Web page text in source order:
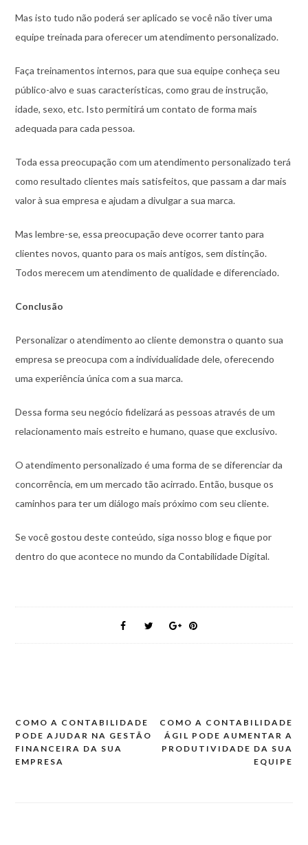
Mas isto tudo não poderá ser aplicado se você não tiver uma
equipe treinada para oferecer um atendimento personalizado.
Faça treinamentos internos, para que sua equipe conheça seu
público-alvo e suas características, como grau de instrução,
idade, sexo, etc. Isto permitirá um contato de forma mais
adequada para cada pessoa.
Toda essa preocupação com um atendimento personalizado terá
como resultado clientes mais satisfeitos, que passam a dar mais
valor à sua empresa e ajudam a divulgar a sua marca.
Mas lembre-se, essa preocupação deve ocorrer tanto para
clientes novos, quanto para os mais antigos, sem distinção.
Todos merecem um atendimento de qualidade e diferenciado.
Conclusão
Personalizar o atendimento ao cliente demonstra o quanto sua
empresa se preocupa com a individualidade dele, oferecendo
uma experiência única com a sua marca.
Dessa forma seu negócio fidelizará as pessoas através de um
relacionamento mais estreito e humano, quase que exclusivo.
O atendimento personalizado é uma forma de se diferenciar da
concorrência, em um mercado tão acirrado. Então, busque os
caminhos para ter um diálogo mais próximo com seu cliente.
Se você gostou deste conteúdo, siga nosso blog e fique por
dentro do que acontece no mundo da Contabilidade Digital.
Navegação
de
COMO A CONTABILIDADE
PODE AJUDAR NA GESTÃO
FINANCEIRA DA SUA
EMPRESA
COMO A CONTABILIDADE
ÁGIL PODE AUMENTAR A
PRODUTIVIDADE DA SUA
EQUIPE